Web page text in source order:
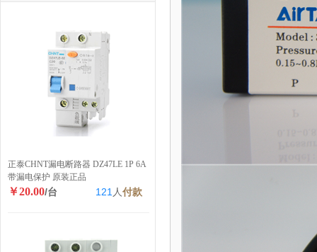
正泰CHNT漏电断路器 DZ47LE 1P 6A
带漏电保护 原装正品
￥20.00/台 121 人付款